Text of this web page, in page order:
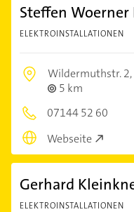
Steffen
ELEKTROINSTALLATIONEN
Wildermuthstr. 2,
5 km
07144 52 60
Webseite
Gerhard
ELEKTROINSTALLATIONEN